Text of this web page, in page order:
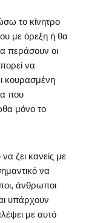
το κίνητρο
με όρεξη ή θα
περάσουν οι
να
κουρασμένη
που
μόνο το
ζει κανείς με
να
άνθρωποι
υπάρχουν
με αυτό